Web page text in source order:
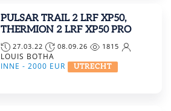
PULSAR TRAIL 2 LRF XP50,
THERMION 2 LRF XP50 PRO
27.03.22 08.09.26 1815
LOUIS BOTHA
INNE - 2000 EUR UTRECHT